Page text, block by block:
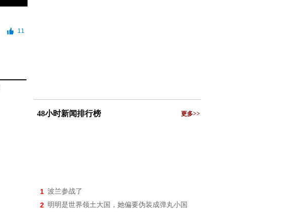
11
48小时新闻排行榜 更多>>
1 波兰参战了
2 明明是世界领土大国，她偏要伪装成弹丸小国